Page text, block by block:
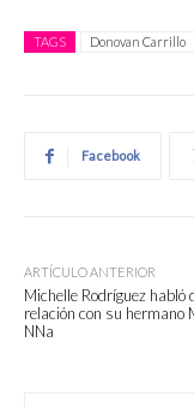
TAGS Donovan Carrillo
Facebook
ARTÍCULO ANTERIOR
Michelle Rodríguez habló
relación con su hermano
NNa